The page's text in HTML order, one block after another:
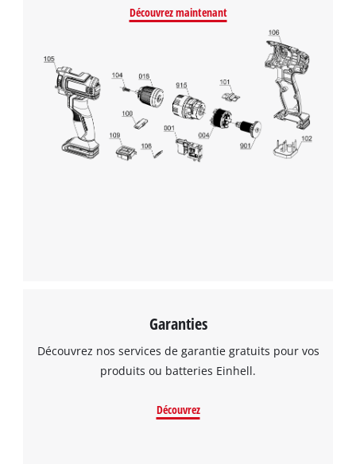
Découvrez maintenant
Garanties
Découvrez nos services de garantie gratuits pour vos
produits ou batteries Einhell.
Découvrez